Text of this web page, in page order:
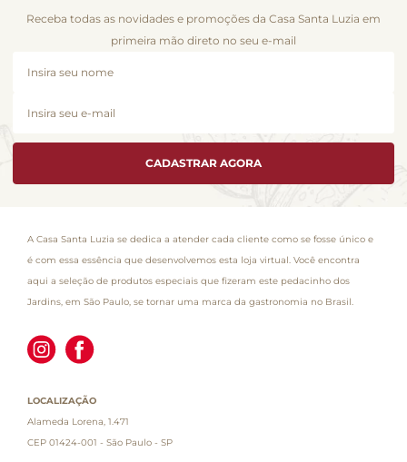
Receba todas as novidades e promoções da Casa Santa Luzia em
primeira mão direto no seu e-mail
CADASTRAR AGORA
A Casa Santa Luzia se dedica a atender cada cliente como se fosse único e
é com essa essência que desenvolvemos esta loja virtual. Você encontra
aqui a seleção de produtos especiais que fizeram este pedacinho dos
Jardins, em São Paulo, se tornar uma marca da gastronomia no Brasil.
LOCALIZAÇÃO
Alameda Lorena, 1.471
CEP 01424-001 - São Paulo - SP